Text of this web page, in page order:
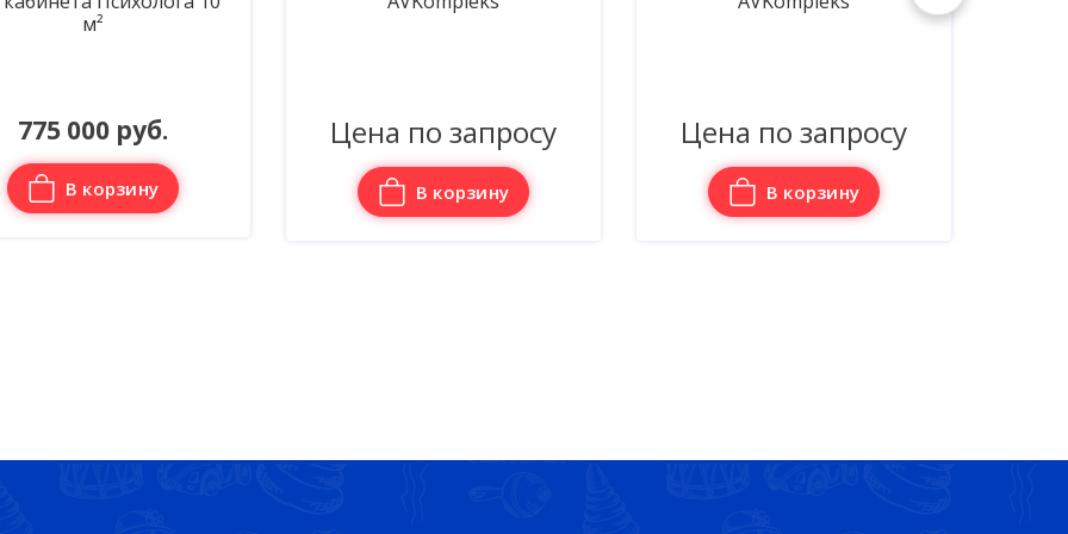
м²
775 000 руб.
В корзину
Цена по запросу
В корзину
Цена по запросу
В корзину